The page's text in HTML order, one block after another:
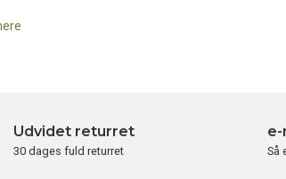
Udvidet returret
30 dages fuld returret Så